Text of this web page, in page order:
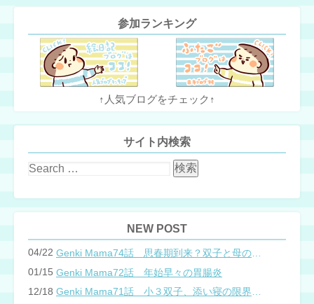
参加ランキング
↑人気ブログをチェック↑
サイト内検索
NEW POST
04/22
01/15 Genki Mama72話 年始早々の胃腸炎
12/18
Genki Mama71話 小３双子、添い寝の限界…？